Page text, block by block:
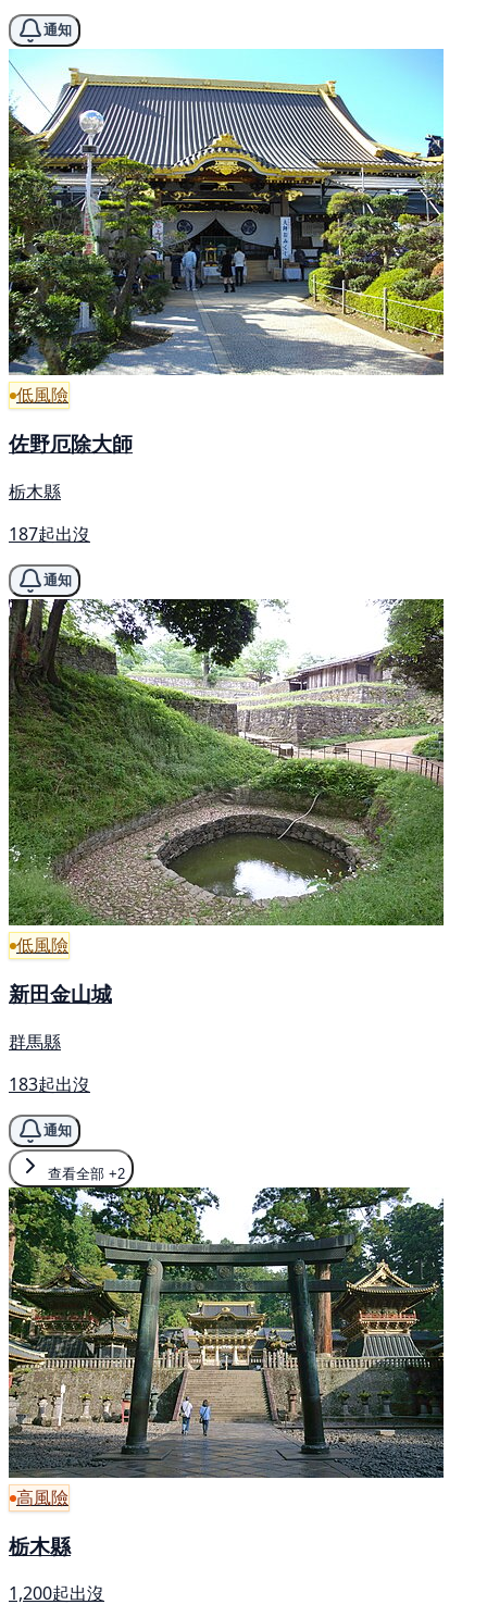
通知
低風險
佐野厄除大師
栃木縣
187起出沒
通知
低風險
新田金山城
群馬縣
183起出沒
通知
查看全部 +2
高風險
栃木縣
1,200起出沒